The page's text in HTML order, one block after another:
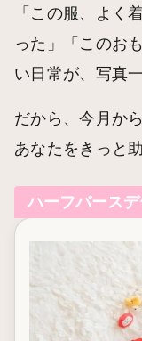
「この服、よく
った」「このお
い日常が、写真
だから、今月か
あなたをきっと
ハーフバース